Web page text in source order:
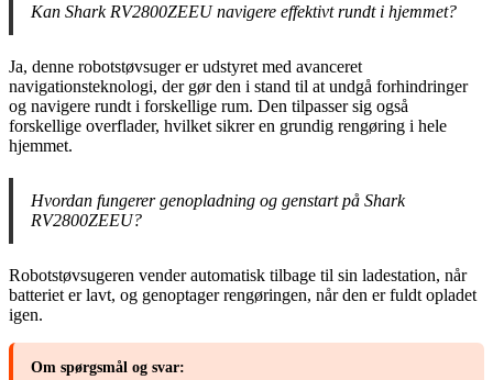
Kan Shark RV2800ZEEU navigere effektivt rundt i hjemmet?
Ja, denne robotstøvsuger er udstyret med avanceret
navigationsteknologi, der gør den i stand til at undgå forhindringer
og navigere rundt i forskellige rum. Den tilpasser sig også
forskellige overflader, hvilket sikrer en grundig rengøring i hele
hjemmet.
Hvordan fungerer genopladning og genstart på Shark
RV2800ZEEU?
Robotstøvsugeren vender automatisk tilbage til sin ladestation, når
batteriet er lavt, og genoptager rengøringen, når den er fuldt opladet
igen.
Om spørgsmål og svar: